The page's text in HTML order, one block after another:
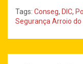
Tags: Conseg, DIC,
Segurança Arroio do